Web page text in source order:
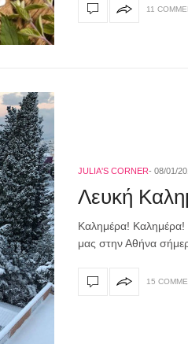
11
JULIA'S CORNER 08/01/
Λευκή
Καλημέρα! Καλημέρα!
μας στην Αθήνα
15